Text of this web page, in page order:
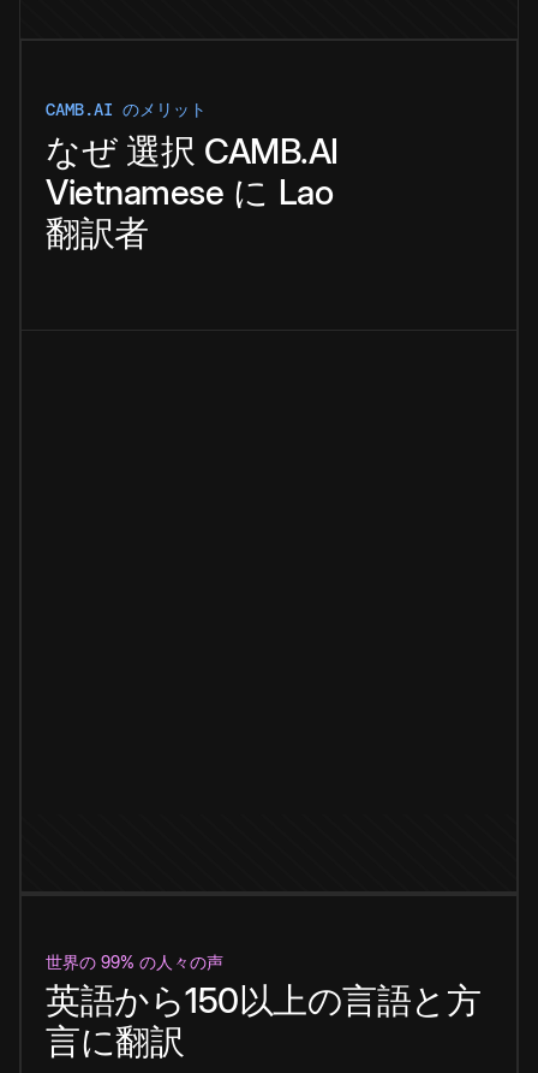
CAMB.AI のメリット
なぜ 選択 CAMB.AI
Vietnamese に Lao
翻訳者
世界の 99% の人々の声
英語から150以上の言語と方
言に翻訳